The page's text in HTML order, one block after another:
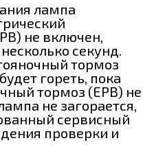
лампа
не включен,
секунд.
тормоз
гореть, пока
тормоз (EPB) не
не загорается,
сервисный
проверки и